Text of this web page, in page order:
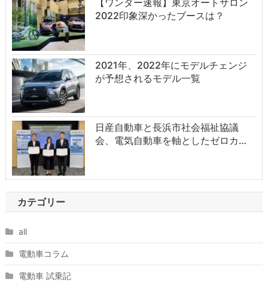
2022印象深かったブースは？
2021年、2022年にモデルチェンジ
が予想されるモデル一覧
日産自動車と長浜市社会福祉協議
会、電気自動車を軸としたゼロカ…
カテゴリー
all
電動車コラム
電動車 試乗記